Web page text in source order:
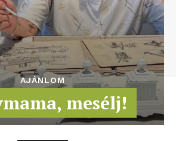
AJÁNLOM
mesélj!